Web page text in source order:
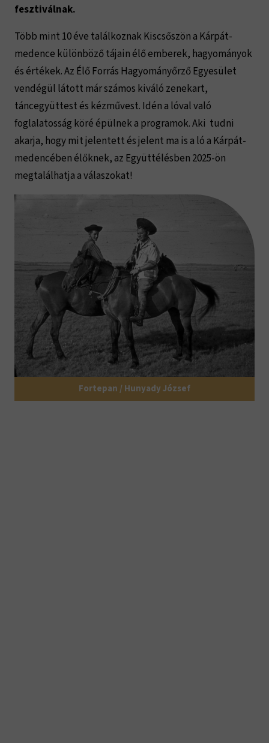
fesztiválnak.
Több mint 10 éve találkoznak Kiscsőszön a Kárpát-
medence különböző tájain élő emberek, hagyományok
és értékek. Az Élő Forrás Hagyományőrző Egyesület
vendégül látott már számos kiváló zenekart,
táncegyüttest és kézművest. Idén a lóval való
foglalatosság köré épülnek a programok. Aki tudni
akarja, hogy mit jelentett és jelent ma is a ló a Kárpát-
medencében élőknek, az Együttélésben 2025-ön
megtalálhatja a válaszokat!
Fortepan / Hunyady József